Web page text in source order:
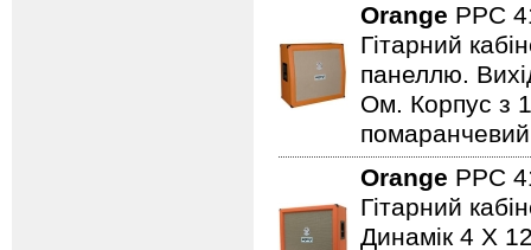
Orange PPC
Гітарний
панеллю.
Ом. Корпус з
Orange PPC
Гітарний
Динамік 4 X